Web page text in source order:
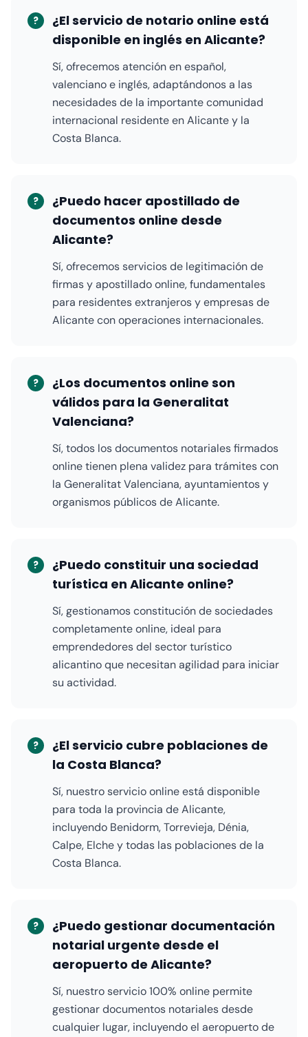
?
¿El servicio de notario online está
disponible en inglés en Alicante?
Sí, ofrecemos atención en español,
valenciano e inglés, adaptándonos a las
necesidades de la importante comunidad
internacional residente en Alicante y la
Costa Blanca.
?
¿Puedo hacer apostillado de
documentos online desde
Alicante?
Sí, ofrecemos servicios de legitimación de
firmas y apostillado online, fundamentales
para residentes extranjeros y empresas de
Alicante con operaciones internacionales.
?
¿Los documentos online son
válidos para la Generalitat
Valenciana?
Sí, todos los documentos notariales firmados
online tienen plena validez para trámites con
la Generalitat Valenciana, ayuntamientos y
organismos públicos de Alicante.
?
¿Puedo constituir una sociedad
turística en Alicante online?
Sí, gestionamos constitución de sociedades
completamente online, ideal para
emprendedores del sector turístico
alicantino que necesitan agilidad para iniciar
su actividad.
?
¿El servicio cubre poblaciones de
la Costa Blanca?
Sí, nuestro servicio online está disponible
para toda la provincia de Alicante,
incluyendo Benidorm, Torrevieja, Dénia,
Calpe, Elche y todas las poblaciones de la
Costa Blanca.
?
¿Puedo gestionar documentación
notarial urgente desde el
aeropuerto de Alicante?
Sí, nuestro servicio 100% online permite
gestionar documentos notariales desde
cualquier lugar, incluyendo el aeropuerto de